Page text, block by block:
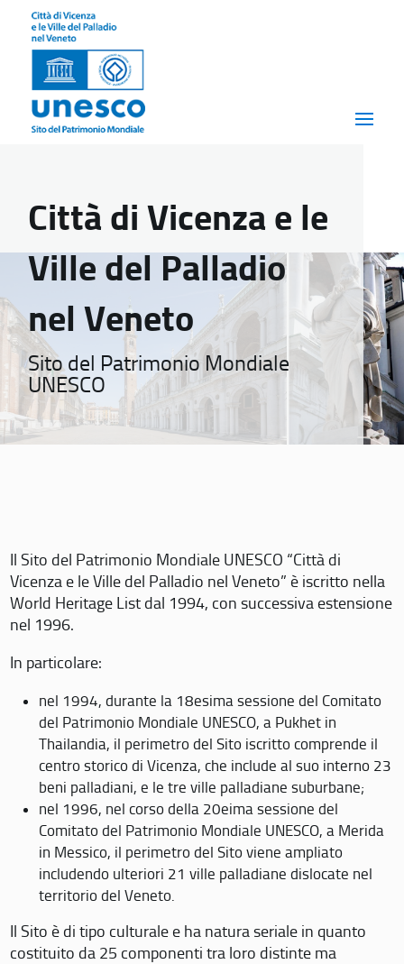
Città di Vicenza e le
Ville del Palladio
nel Veneto
Sito del Patrimonio Mondiale
UNESCO
Il Sito del Patrimonio Mondiale UNESCO “Città di
Vicenza e le Ville del Palladio nel Veneto” è iscritto nella
World Heritage List dal 1994, con successiva estensione
nel 1996.
In particolare:
nel 1994, durante la 18esima sessione del Comitato
del Patrimonio Mondiale UNESCO, a Pukhet in
Thailandia, il perimetro del Sito iscritto comprende il
centro storico di Vicenza, che include al suo interno 23
beni palladiani, e le tre ville palladiane suburbane;
nel 1996, nel corso della 20eima sessione del
Comitato del Patrimonio Mondiale UNESCO, a Merida
in Messico, il perimetro del Sito viene ampliato
includendo ulteriori 21 ville palladiane dislocate nel
territorio del Veneto.
Il Sito è di tipo culturale e ha natura seriale in quanto
costituito da 25 componenti tra loro distinte ma